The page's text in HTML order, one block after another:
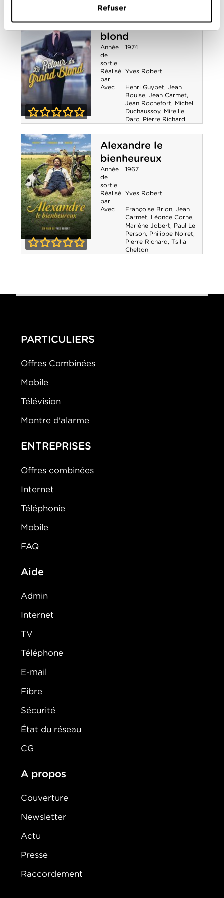
Refuser
Le Retour du grand
blond
Le Retour du
grand blond
Année
de
sortie
1974
Réalisé
par
Yves Robert
Avec Henri Guybet, Jean
Bouise, Jean Carmet,
Jean Rochefort, Michel
Duchaussoy, Mireille
Darc, Pierre Richard
Alexandre le
bienheureux
Alexandre le
Année
de
sortie
1967
Réalisé
par
Yves Robert
Avec Françoise Brion, Jean
Carmet, Léonce Corne,
Marlène Jobert, Paul Le
Person, Philippe Noiret,
Pierre Richard, Tsilla
Chelton
PARTICULIERS
Offres Combinées
Mobile
Télévision
Montre d'alarme
ENTREPRISES
Offres combinées
Internet
Téléphonie
Mobile
FAQ
Aide
Admin
Internet
TV
Téléphone
E-mail
Fibre
Sécurité
État du réseau
CG
A propos
Couverture
Newsletter
Actu
Presse
Raccordement